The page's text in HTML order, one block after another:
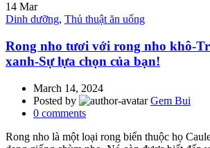
14 Mar
Dinh dưỡng, Thủ thuật ăn uống
Rong nho tươi với rong nho khô-
xanh-Sự lựa chọn của bạn!
March 14, 2024
Posted by
Gem Bui
0 comments
Rong nho là một loại rong biển thuộc họ